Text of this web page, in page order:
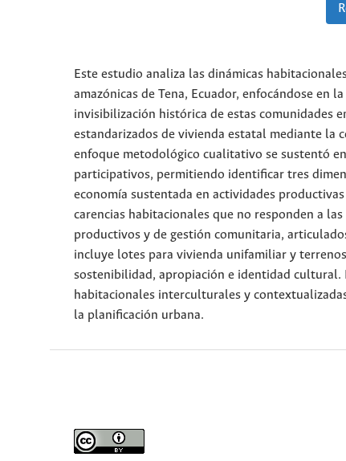
Este estudio analiza las dinámicas
amazónicas de Tena, Ecuador, enfocándose
invisibilización histórica de estas comunidades
estandarizados de vivienda estatal mediante la
enfoque metodológico cualitativo se sustentó
participativos, permitiendo identificar tres
economía sustentada en actividades
carencias habitacionales que no responden a
productivos y de gestión comunitaria,
incluye lotes para vivienda unifamiliar y
sostenibilidad, apropiación e identidad
habitacionales interculturales y
la planificación urbana.